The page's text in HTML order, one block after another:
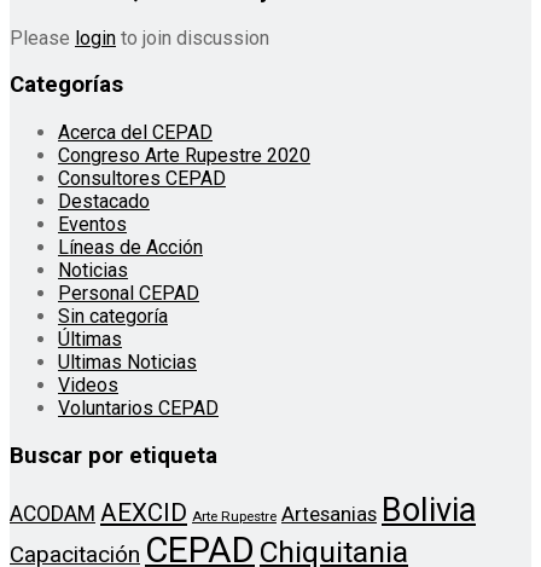
Please login to join discussion
Categorías
Acerca del CEPAD
Congreso Arte Rupestre 2020
Consultores CEPAD
Destacado
Eventos
Líneas de Acción
Noticias
Personal CEPAD
Sin categoría
Últimas
Ultimas Noticias
Videos
Voluntarios CEPAD
Buscar por etiqueta
ACODAM AEXCID Arte Rupestre Artesanias Bolivia
Capacitación CEPAD Chiquitania